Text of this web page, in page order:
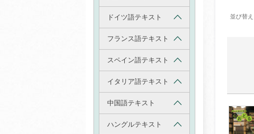
並び替え
ドイツ語テキスト
フランス語テキスト
スペイン語テキスト
イタリア語テキスト
中国語テキスト
ハングルテキスト